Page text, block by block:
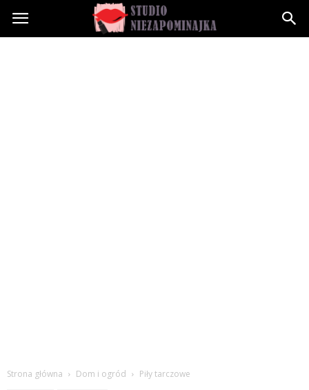
Studioniezapominajka.pl
Strona główna Dom i ogród Piły tarczowe